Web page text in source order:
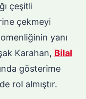
çeşitli
çekmeyi
yanı
Karahan, Bilal
gösterime
rol almıştır.